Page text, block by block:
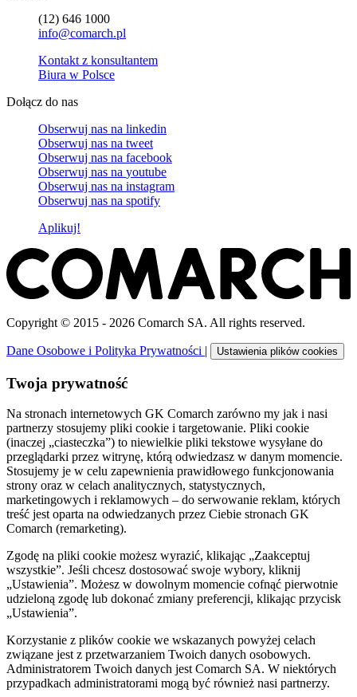
(12) 646 1000
info@comarch.pl
Kontakt z konsultantem
Biura w Polsce
Dołącz do nas
Obserwuj nas na linkedin
Obserwuj nas na tweet
Obserwuj nas na facebook
Obserwuj nas na youtube
Obserwuj nas na instagram
Obserwuj nas na spotify
Aplikuj!
Copyright © 2015 - 2026 Comarch SA. All rights reserved.
Dane Osobowe i Polityka Prywatności | Ustawienia plików cookies
Twoja prywatność
Na stronach internetowych GK Comarch zarówno my jak i nasi
partnerzy stosujemy pliki cookie i targetowanie. Pliki cookie
(inaczej „ciasteczka”) to niewielkie pliki tekstowe wysyłane do
przeglądarki przez witrynę, którą odwiedzasz w danym momencie.
Stosujemy je w celu zapewnienia prawidłowego funkcjonowania
strony oraz w celach analitycznych, statystycznych,
marketingowych i reklamowych – do serwowanie reklam, których
treść jest oparta na odwiedzanych przez Ciebie stronach GK
Comarch (remarketing).
Zgodę na pliki cookie możesz wyrazić, klikając „Zaakceptuj
wszystkie”. Jeśli chcesz dostosować swoje wybory, kliknij
„Ustawienia”. Możesz w dowolnym momencie cofnąć pierwotnie
udzieloną zgodę lub dokonać zmiany preferencji, klikając przycisk
„Ustawienia”.
Korzystanie z plików cookie we wskazanych powyżej celach
związane jest z przetwarzaniem Twoich danych osobowych.
Administratorem Twoich danych jest Comarch SA. W niektórych
przypadkach administratorami mogą być również nasi partnerzy.